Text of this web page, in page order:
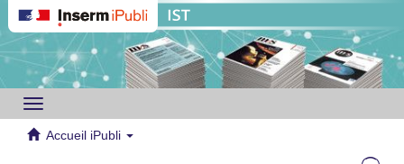
Toggle
navigation
Accueil iPubli